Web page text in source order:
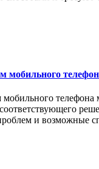
мобильного
телефона
и возможные